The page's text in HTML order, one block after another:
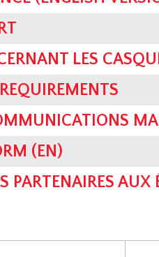
LES
(EN)
PARTENAIRES AUX